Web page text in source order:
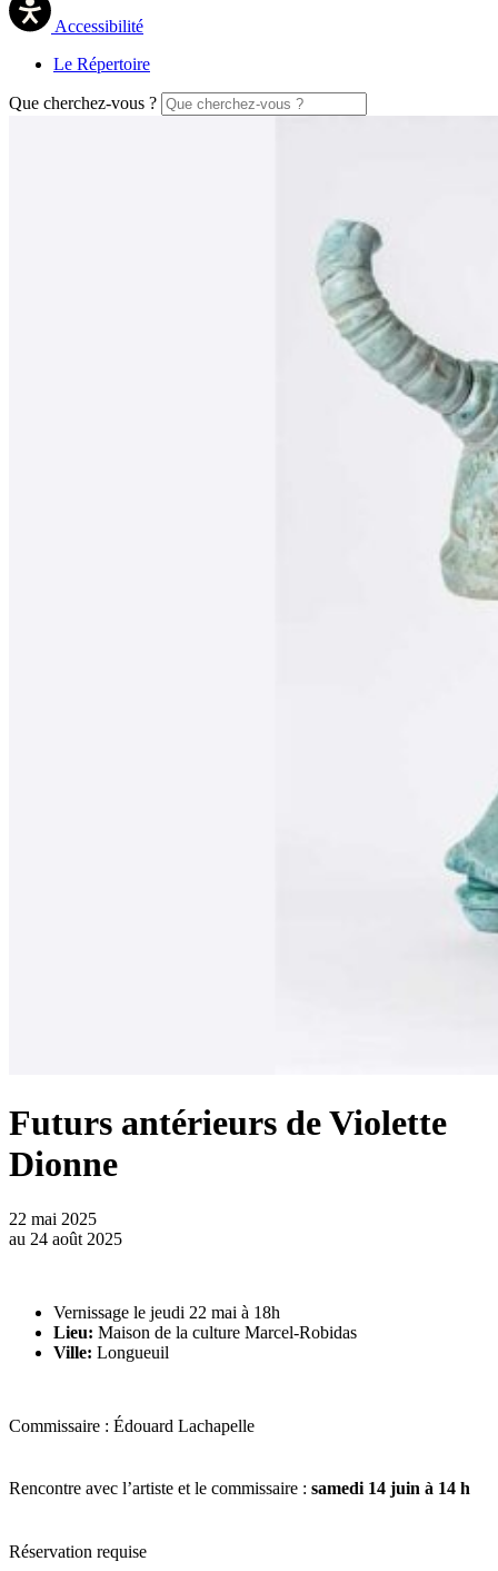
Accessibilité
Le Répertoire
Que cherchez-vous ?
Futurs antérieurs de Violette
Dionne
22 mai 2025
au 24 août 2025
Vernissage le jeudi 22 mai à 18h
Lieu: Maison de la culture Marcel-Robidas
Ville: Longueuil
Commissaire : Édouard Lachapelle
Rencontre avec l’artiste et le commissaire : samedi 14 juin à 14 h
Réservation requise